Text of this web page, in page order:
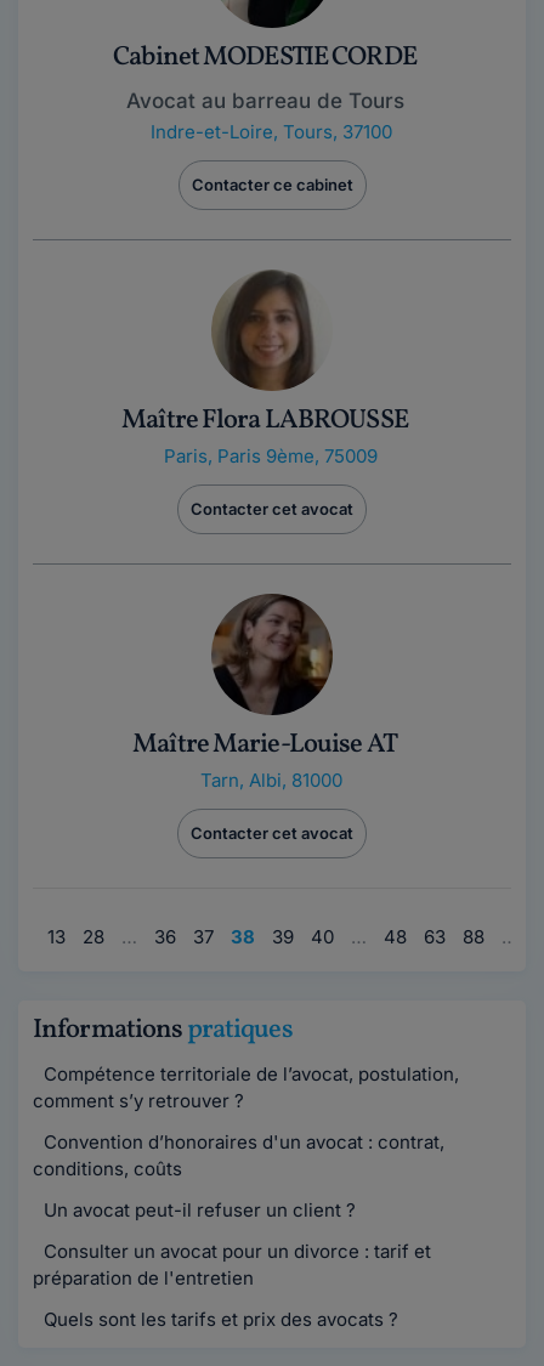
Cabinet MODESTIE CORDE
Avocat au barreau de Tours
Indre-et-Loire, Tours, 37100
Contacter ce cabinet
Maître Flora LABROUSSE
Paris, Paris 9ème, 75009
Contacter cet avocat
Maître Marie-Louise AT
Tarn, Albi, 81000
Contacter cet avocat
13 28 … 36 37 38 39 40 … 48 63 88 …
Informationspratiques
Compétence territoriale de l’avocat, postulation,
comment s’y retrouver ?
Convention d’honoraires d'un avocat : contrat,
conditions, coûts
Un avocat peut-il refuser un client ?
Consulter un avocat pour un divorce : tarif et
préparation de l'entretien
Quels sont les tarifs et prix des avocats ?